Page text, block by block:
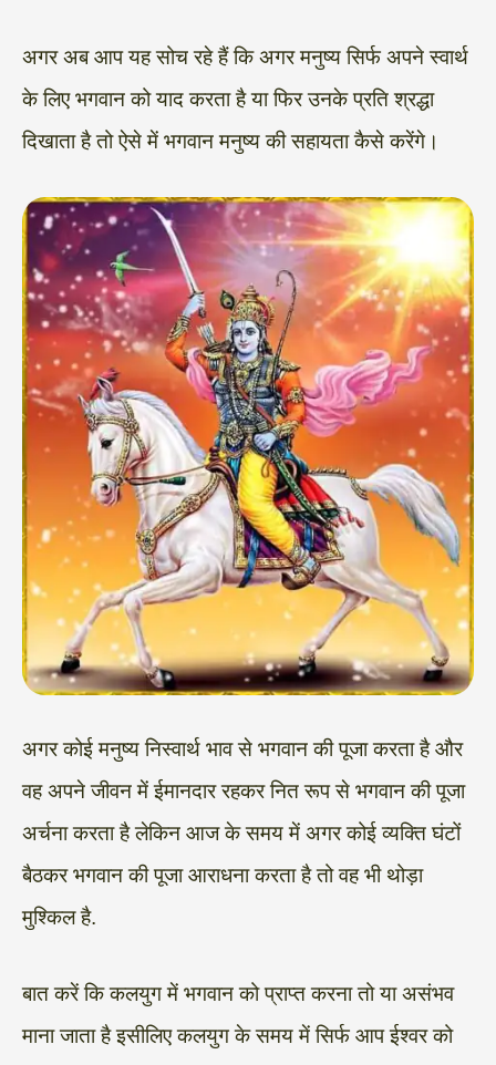
अगर अब आप यह सोच रहे हैं कि अगर मनुष्य सिर्फ अपने स्वार्थ
के लिए भगवान को याद करता है या फिर उनके प्रति श्रद्धा
दिखाता है तो ऐसे में भगवान मनुष्य की सहायता कैसे करेंगे।
अगर कोई मनुष्य निस्वार्थ भाव से भगवान की पूजा करता है और
वह अपने जीवन में ईमानदार रहकर नित रूप से भगवान की पूजा
अर्चना करता है लेकिन आज के समय में अगर कोई व्यक्ति घंटों
बैठकर भगवान की पूजा आराधना करता है तो वह भी थोड़ा
मुश्किल है.
बात करें कि कलयुग में भगवान को प्राप्त करना तो या असंभव
माना जाता है इसीलिए कलयुग के समय में सिर्फ आप ईश्वर को